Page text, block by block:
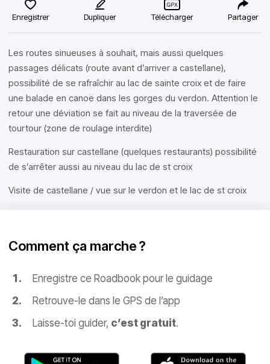
Enregistrer Dupliquer Télécharger Partager
Les routes sinueuses à souhait, mais aussi quelques
passages délicats (route avant d’arriver a castellane),
possibilité de se rafraîchir au lac de sainte croix et de faire
une balade en canoë dans les gorges du verdon. Attention le
retour une déviation se fait au niveau de la traversée de
tourtour (zone de roulage interdite)
Restauration sur castellane (quelques restaurants) possibilité
de s’arrêter aussi au niveau du lac de st croix
Visite de castellane / vue sur le verdon et le lac de st croix
Comment ça marche ?
Enregistre ce Roadbook pour le guidage
Retrouve-le dans le GPS de l’app
Laisse-toi guider, c’est gratuit.